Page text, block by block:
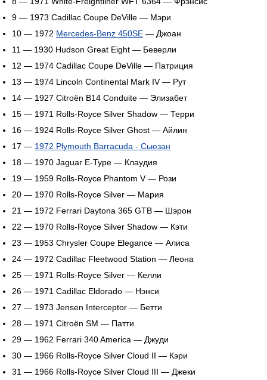
9 — 1973 Cadillac Coupe DeVille — Мэри
10 — 1972 Mercedes-Benz 450SE — Джоан
11 — 1930 Hudson Great Eight — Беверли
12 — 1974 Cadillac Coupe DeVille — Патриция
13 — 1974 Lincoln Continental Mark IV — Рут
14 — 1927 Citroën B14 Conduite — Элизабет
15 — 1971 Rolls-Royce Silver Shadow — Терри
16 — 1924 Rolls-Royce Silver Ghost — Айлин
17 — 1972 Plymouth Barracuda - Сьюзан
18 — 1970 Jaguar E-Type — Клаудия
19 — 1959 Rolls-Royce Phantom V — Рози
20 — 1970 Rolls-Royce Silver — Мария
21 — 1972 Ferrari Daytona 365 GTB — Шэрон
22 — 1970 Rolls-Royce Silver Shadow — Кэти
23 — 1953 Chrysler Coupe Elegance — Алиса
24 — 1972 Cadillac Fleetwood Station — Леона
25 — 1971 Rolls-Royce Silver — Келли
26 — 1971 Cadillac Eldorado — Нэнси
27 — 1973 Jensen Interceptor — Бетти
28 — 1971 Citroën SM — Патти
29 — 1962 Ferrari 340 America — Джуди
30 — 1966 Rolls-Royce Silver Cloud II — Кэри
31 — 1966 Rolls-Royce Silver Cloud III — Джеки